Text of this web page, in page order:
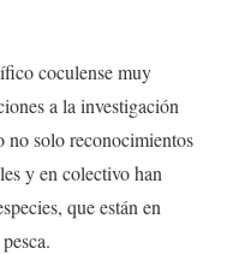
coculense muy
a la investigación
no solo reconocimientos
y en colectivo han
que están en